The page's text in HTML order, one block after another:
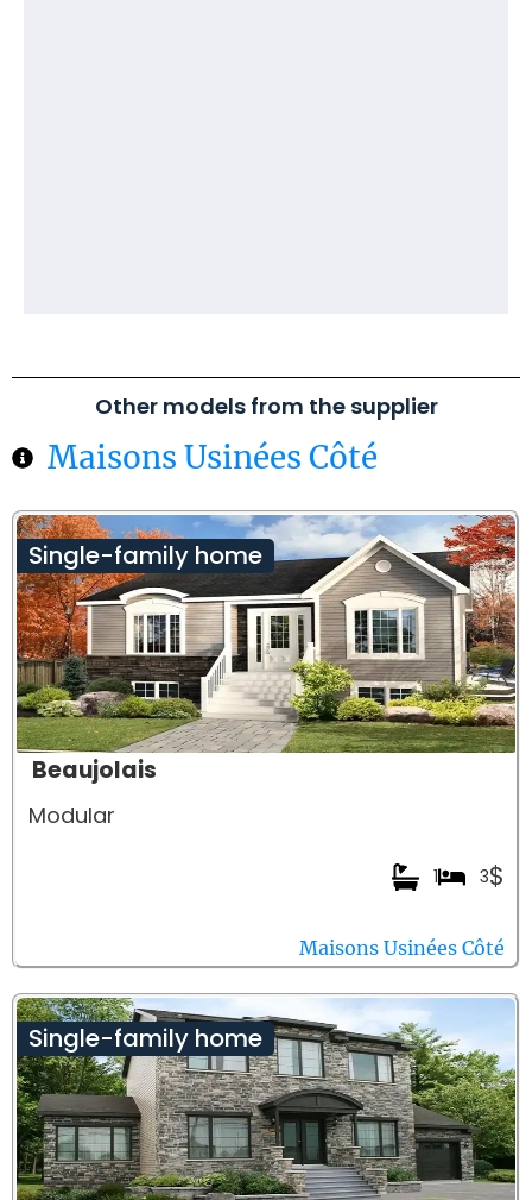
Other models from the supplier
Maisons Usinées Côté
Single-family home
Beaujolais
Modular
$
3
1
Maisons Usinées Côté
Single-family home